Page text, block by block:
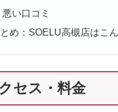
悪い口コミ
め：SOELU高槻店はこ
セス・料金